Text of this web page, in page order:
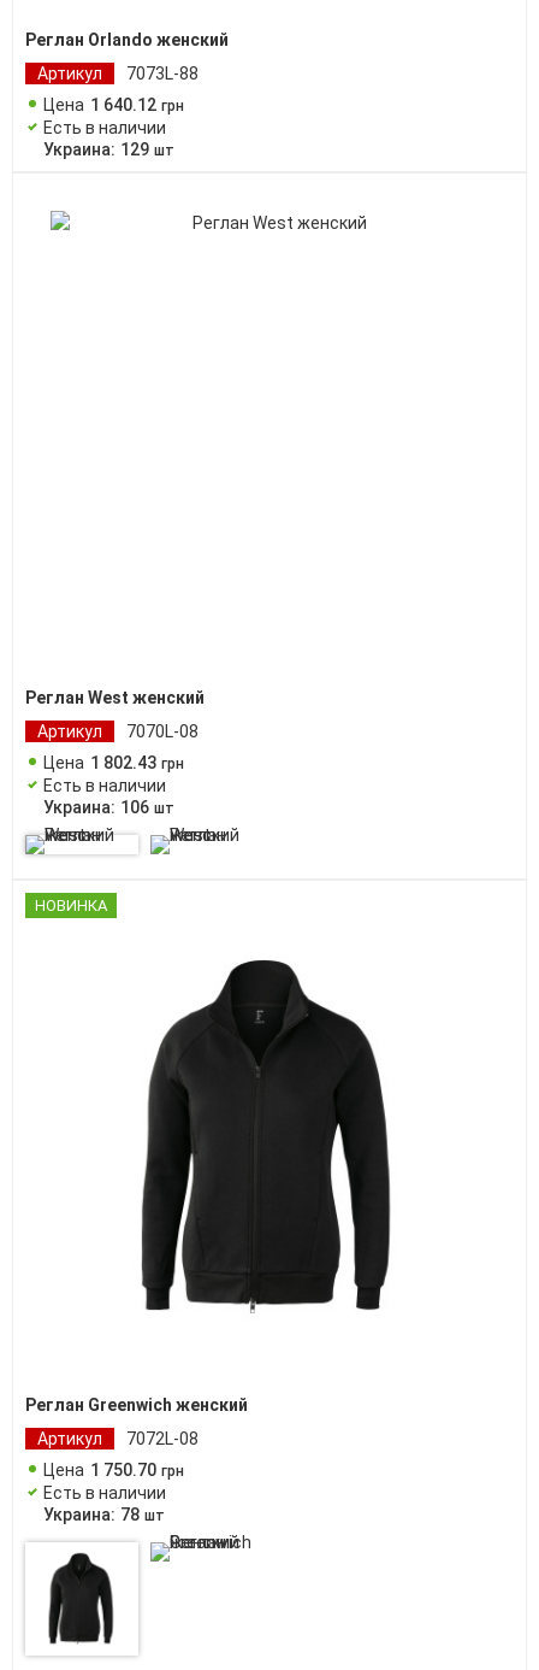
Реглан Orlando женский
Артикул
7073L-88
Цена 1 640.12 грн
Есть в наличии
Украина: 129 шт
Реглан West женский
Артикул
7070L-08
Цена 1 802.43 грн
Есть в наличии
Украина: 106 шт
НОВИНКА
Реглан Greenwich женский
Артикул
7072L-08
Цена 1 750.70 грн
Есть в наличии
Украина: 78 шт